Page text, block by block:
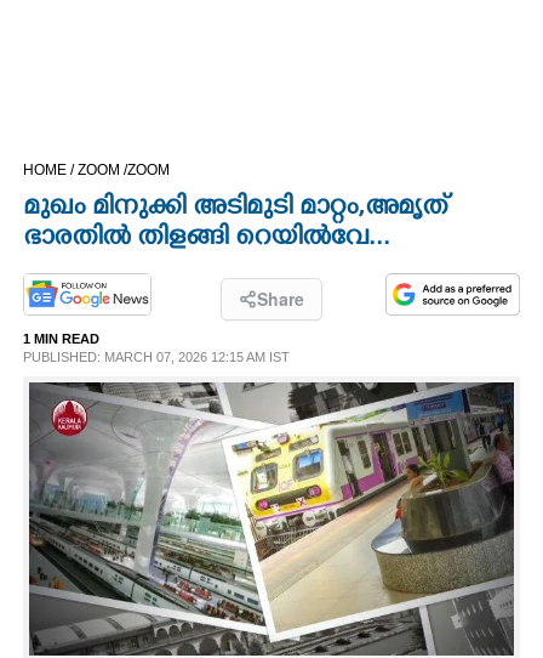
LIFESTYLE
SPIRITUAL
INFO+
HOME /ZOOM /ZOOM
മുഖം മിനുക്കി അടിമുടി മാറ്റം,അമൃത്
ഭാരതിൽ തിളങ്ങി റെയിൽവേ...
Share
1 MIN READ
PUBLISHED: MARCH 07, 2026 12:15 AM IST